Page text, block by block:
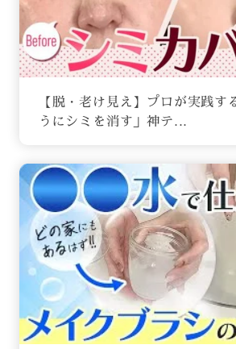
【脱・老け見え】プロが実践す
うにシミを消す」神テ...